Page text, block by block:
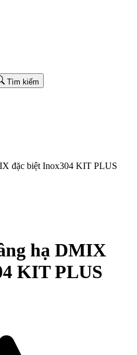
Tìm kiếm
đặc biệt Inox304 KIT PLUS
hạ DMIX
KIT PLUS